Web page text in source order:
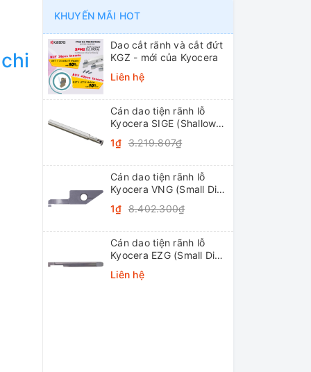
KHUYẾN MÃI HOT
Dao cắt rãnh và cắt đứt
KGZ - mới của Kyocera
Liên hệ
Cán dao tiện rãnh lỗ
Kyocera SIGE (Shallow
1₫ 3.219.807₫
Cán dao tiện rãnh lỗ
Kyocera VNG (Small Dia.
System Tip-Bars)
1₫ 8.402.300₫
Cán dao tiện rãnh lỗ
Kyocera EZG (Small Dia.
Bars)
Liên hệ